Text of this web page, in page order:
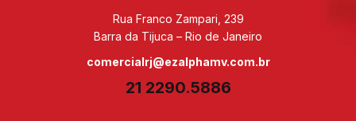
Rua Franco Zampari, 239
Barra da Tijuca – Rio de Janeiro
comercialrj@ezalphamv.com.br
21 2290.5886